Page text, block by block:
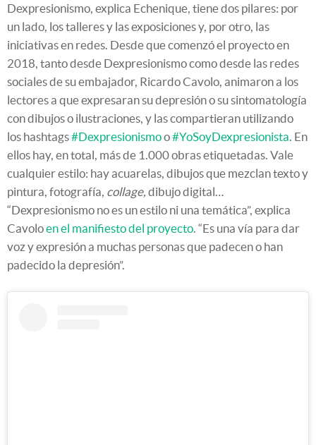
Dexpresionismo, explica Echenique, tiene dos pilares: por
un lado, los talleres y las exposiciones y, por otro, las
iniciativas en redes. Desde que comenzó el proyecto en
2018, tanto desde Dexpresionismo como desde las redes
sociales de su embajador, Ricardo Cavolo, animaron a los
lectores a que expresaran su depresión o su sintomatología
con dibujos o ilustraciones, y las compartieran utilizando
los hashtags#Dexpresionismoo#YoSoyDexpresionista. En
ellos hay, en total, más de 1.000 obras etiquetadas. Vale
cualquier estilo: hay acuarelas, dibujos que mezclan texto y
pintura, fotografía, collage, dibujo digital…
“Dexpresionismo no es un estilo ni una temática”, explica
Cavoloen el manifiesto del proyecto. “Es una vía para dar
voz y expresión a muchas personas que padecen o han
padecido la depresión”.